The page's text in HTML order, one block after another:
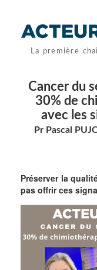
La première
Cancer du
30% de
avec les
Pr Pascal
Préserver la
pas offrir ces